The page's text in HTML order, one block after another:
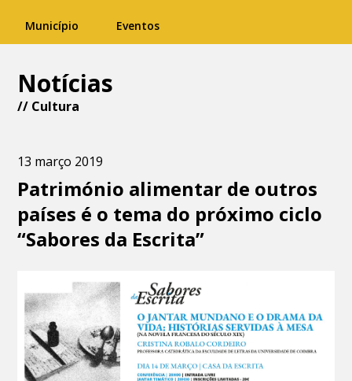
Município Eventos
Notícias
// Cultura
13 março 2019
Património alimentar de outros
países é o tema do próximo ciclo
“Sabores da Escrita”